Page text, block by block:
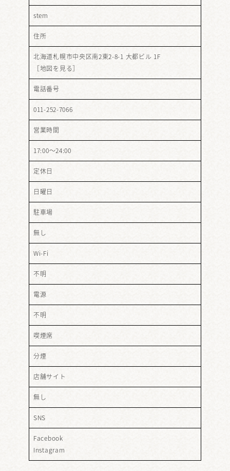
stem
住所
北海道札幌市中央区南2東2-8-1 大都ビル 1F
［地図を見る］
電話番号
011-252-7066
営業時間
17:00～24:00
定休日
日曜日
駐車場
無し
Wi-Fi
不明
電源
不明
喫煙席
分煙
店舗サイト
無し
SNS
Facebook
Instagram